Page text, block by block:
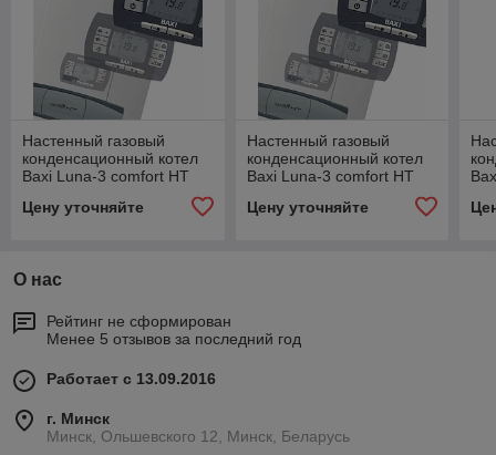
Настенный газовый
конденсационный котел
Baxi Luna-3 comfort HT
Цену уточняйте
Настенный газовый
конденсационный котел
Baxi Luna-3 comfort HT
Цену уточняйте
О нас
Рейтинг не сформирован
Менее 5 отзывов за последний год
Работает с 13.09.2016
г. Минск
Минск, Ольшевского 12, Минск, Беларусь